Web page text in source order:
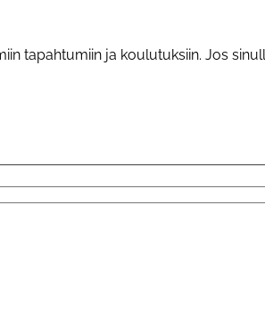
tapahtumiin ja koulutuksiin. Jos